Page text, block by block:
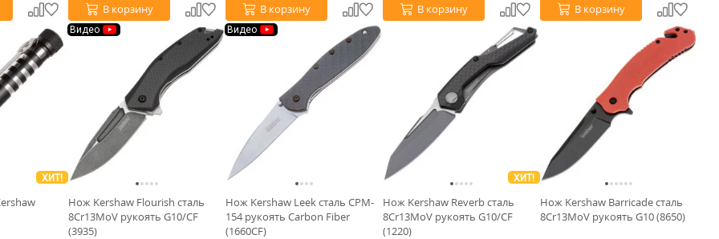
В корзину
В корзину
В корзину
В корзину
ХИТ!
Видео
Нож Kershaw Flourish cталь
8Cr13MoV рукоять G10/CF
(3935)
Видео
Нож Kershaw Leek сталь CPM-
154 рукоять Carbon Fiber
(1660CF)
ХИТ!
Нож Kershaw Reverb сталь
8Cr13MoV рукоять G10/CF
(1220)
Нож Kershaw Barricade сталь
8Cr13MoV рукоять G10 (8650)